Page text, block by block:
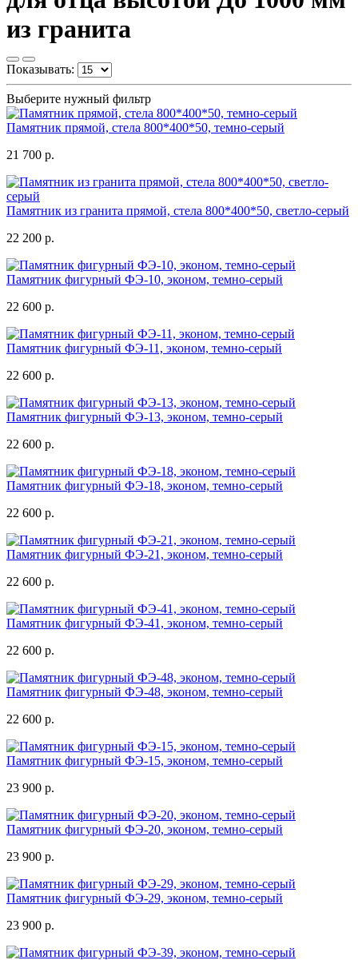
из гранита
Показывать:
Выберите нужный фильтр
Памятник прямой, стела 800*400*50, темно-серый
21 700 р.
Памятник из гранита прямой, стела 800*400*50, светло-серый
22 200 р.
Памятник фигурный ФЭ-10, эконом, темно-серый
22 600 р.
Памятник фигурный ФЭ-11, эконом, темно-серый
22 600 р.
Памятник фигурный ФЭ-13, эконом, темно-серый
22 600 р.
Памятник фигурный ФЭ-18, эконом, темно-серый
22 600 р.
Памятник фигурный ФЭ-21, эконом, темно-серый
22 600 р.
Памятник фигурный ФЭ-41, эконом, темно-серый
22 600 р.
Памятник фигурный ФЭ-48, эконом, темно-серый
22 600 р.
Памятник фигурный ФЭ-15, эконом, темно-серый
23 900 р.
Памятник фигурный ФЭ-20, эконом, темно-серый
23 900 р.
Памятник фигурный ФЭ-29, эконом, темно-серый
23 900 р.